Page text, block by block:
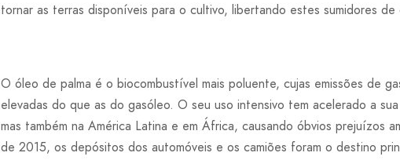
tornar as terras disponíveis para o cultivo, libertando estes sumidores de
O óleo de palma é o biocombustível mais poluente, cujas emissões de
elevadas do que as do gasóleo. O seu uso intensivo tem acelerado a
mas também na América Latina e em África, causando óbvios prejuízos
de 2015, os depósitos dos automóveis e os camiões foram o destino